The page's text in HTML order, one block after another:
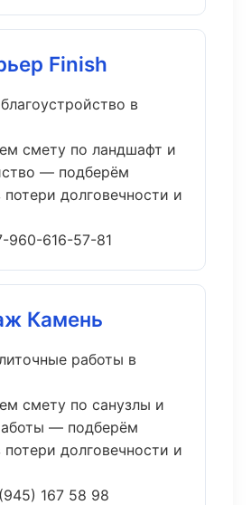
Finish
в
смету по ландшафт и
— подберём
долговечности и
960-616-57-81
Камень
работы в
смету по санузлы и
— подберём
долговечности и
167 58 98